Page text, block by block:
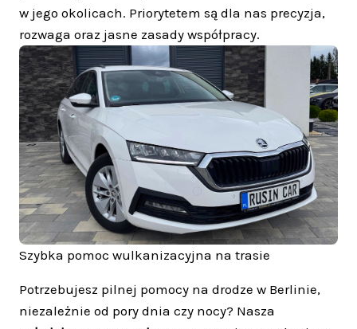
w jego okolicach. Priorytetem są dla nas precyzja,
rozwaga oraz jasne zasady współpracy.
Szybka pomoc wulkanizacyjna na trasie
Potrzebujesz pilnej pomocy na drodze w Berlinie,
niezależnie od pory dnia czy nocy? Nasza